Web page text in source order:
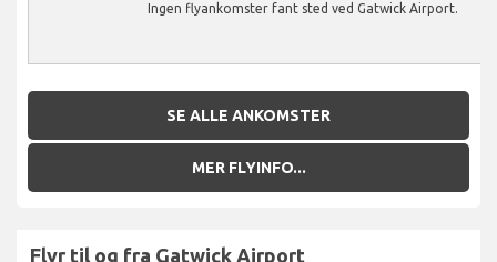
Ingen flyankomster fant sted ved Gatwick Airport.
SE ALLE ANKOMSTER
MER FLYINFO...
Flyr til og fra Gatwick Airport